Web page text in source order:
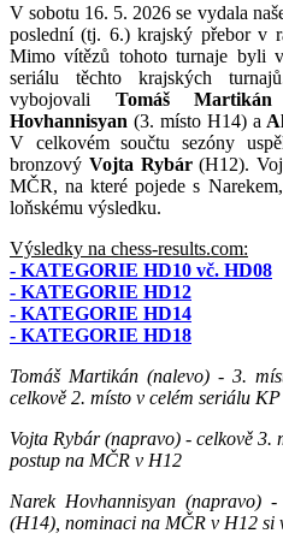
V sobotu 16. 5. 2026 se vydala
poslední (tj. 6.) krajský přebor v
Mimo vítězů tohoto turnaje byli
seriálu těchto krajských
vybojovali Tomáš Martikán
Hovhannisyan (3. místo H14) a
V celkovém součtu sezóny
bronzový Vojta Rybár(H12).
MČR, na které pojede s
loňskému výsledku.
Výsledky na chess-results.com:
- KATEGORIE HD10 vč. HD08
- KATEGORIE HD12
- KATEGORIE HD14
- KATEGORIE HD18
Tomáš Martikán (nalevo) - 3.
celkově 2. místo v celém seriálu
Vojta Rybár (napravo) - celkově
postup na MČR v H12
Narek Hovhannisyan (napravo)
(H14), nominaci na MČR v H12 si